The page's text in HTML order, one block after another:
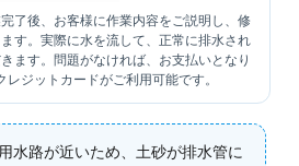
了後、お客様に作業内容をご説明し、修
す。実際に水を流して、正常に排水され
ます。問題がなければ、お支払いとなり
レジットカードがご利用可能です。
水路が近いため、土砂が排水管に